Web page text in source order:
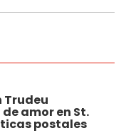
Trudeu
amor en St.
postales